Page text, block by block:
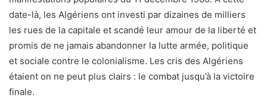
date-là, les Algériens ont investi par dizaines de milliers
les rues de la capitale et scandé leur amour de la liberté et
promis de ne jamais abandonner la lutte armée, politique
et sociale contre le colonialisme. Les cris des Algériens
étaient on ne peut plus clairs : le combat jusqu’à la victoire
finale.